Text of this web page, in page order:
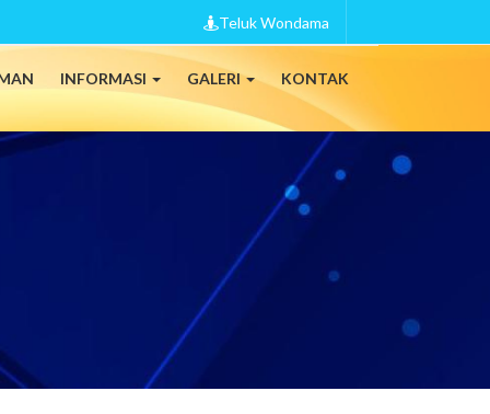
Teluk Wondama
INFORMASI GALERI KONTAK